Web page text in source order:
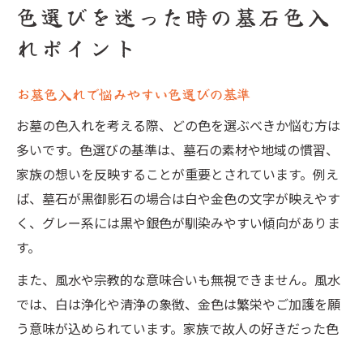
色選びを迷った時の墓石色入
れポイント
お墓色入れで悩みやすい色選びの基準
お墓の色入れを考える際、どの色を選ぶべきか悩む方は
多いです。色選びの基準は、墓石の素材や地域の慣習、
家族の想いを反映することが重要とされています。例え
ば、墓石が黒御影石の場合は白や金色の文字が映えやす
く、グレー系には黒や銀色が馴染みやすい傾向がありま
す。
また、風水や宗教的な意味合いも無視できません。風水
では、白は浄化や清浄の象徴、金色は繁栄やご加護を願
う意味が込められています。家族で故人の好きだった色